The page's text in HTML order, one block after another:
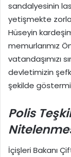
sandalyesinin
yetişmekte
Hüseyin
memurlarımız
vatandaşımızı
devletimizin
şekilde
Polis
İçişleri Bakanı